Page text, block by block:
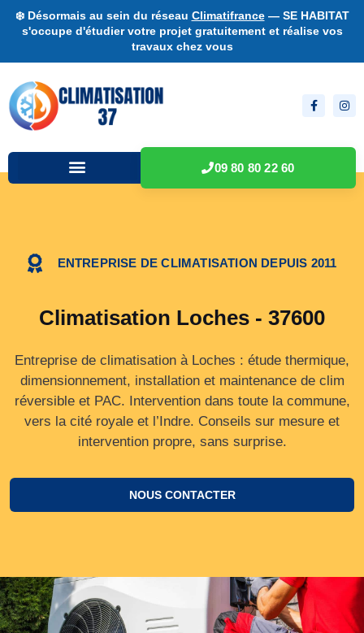
❄️ Désormais au sein du réseau Climatifrance— SE HABITAT
s'occupe d'étudier votre projet gratuitement et réalise vos
travaux chez vous
09 80 80 22 60
ENTREPRISE DE CLIMATISATION DEPUIS 2011
Climatisation Loches - 37600
Entreprise de climatisation à Loches : étude thermique,
dimensionnement, installation et maintenance de clim
réversible et PAC. Intervention dans toute la commune,
vers la cité royale et l’Indre. Conseils sur mesure et
intervention propre, sans surprise.
NOUS CONTACTER